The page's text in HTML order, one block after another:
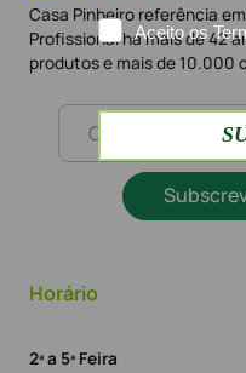
Casa Pinheiro referência
Profissional há mais de 42
produtos e mais de 10.000
Horário
2ª a 5ª Feira